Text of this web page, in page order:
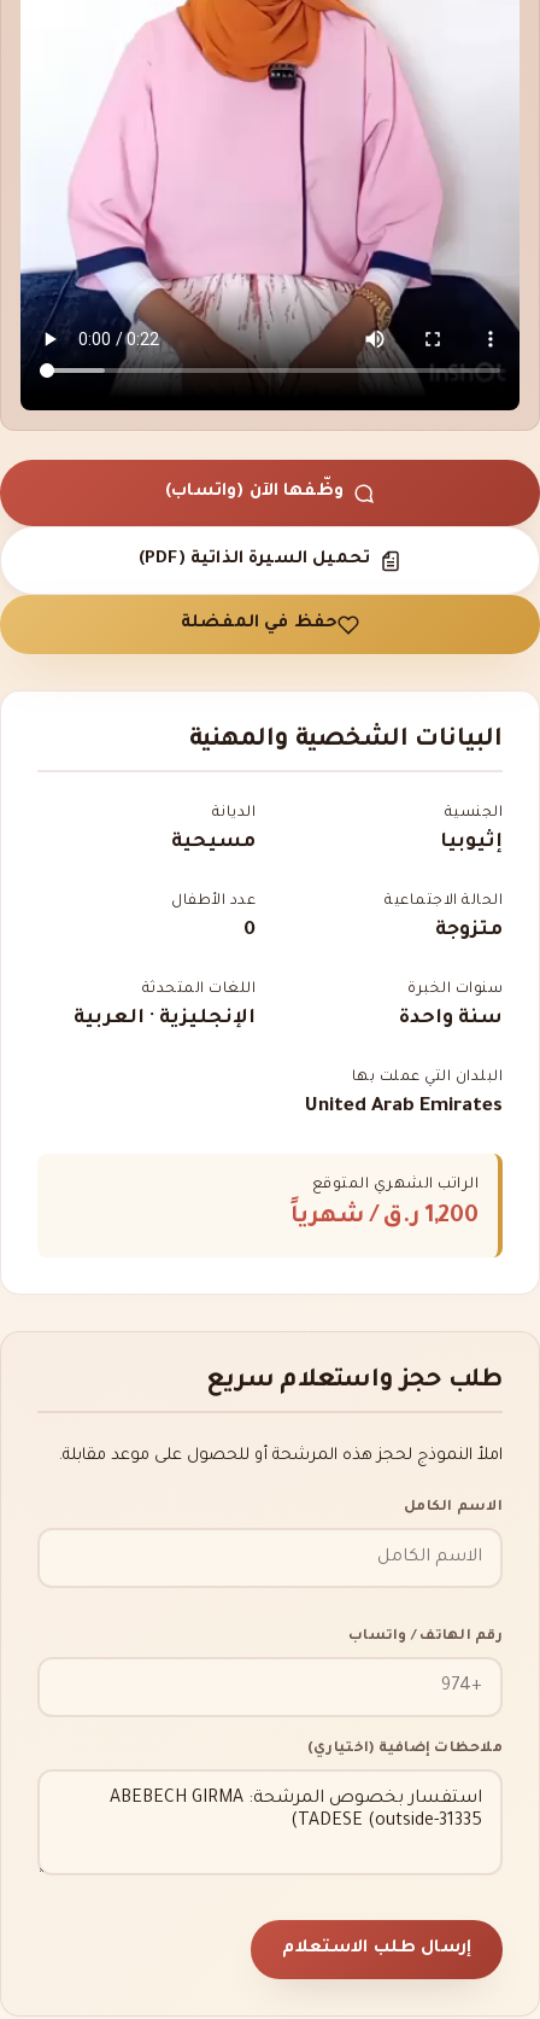
وظّفها الآن (واتساب)
تحميل السيرة الذاتية (PDF)
حفظ في المفضلة
البيانات الشخصية والمهنية
الجنسية
إثيوبيا
الديانة
مسيحية
الحالة الاجتماعية
متزوجة
عدد الأطفال
0
سنوات الخبرة
سنة واحدة
اللغات المتحدثة
الإنجليزية · العربية
البلدان التي عملت بها
United Arab Emirates
الراتب الشهري المتوقع
1,200 ر.ق / شهرياً
طلب حجز واستعلام سريع
املأ النموذج لحجز هذه المرشحة أو للحصول على موعد مقابلة.
الاسم الكامل
رقم الهاتف / واتساب
ملاحظات إضافية (اختياري)
إرسال طلب الاستعلام